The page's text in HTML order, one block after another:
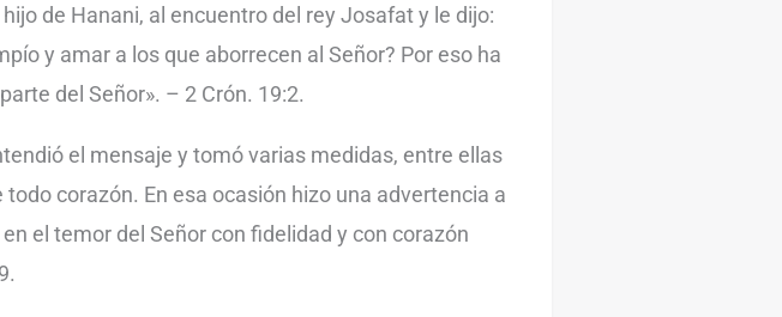
de Hanani, al encuentro del rey Josafat y le dijo:
y amar a los que aborrecen al Señor? Por eso ha
del Señor». – 2 Crón. 19:2.
el mensaje y tomó varias medidas, entre ellas
todo corazón. En esa ocasión hizo una advertencia a
en el temor del Señor con fidelidad y con corazón